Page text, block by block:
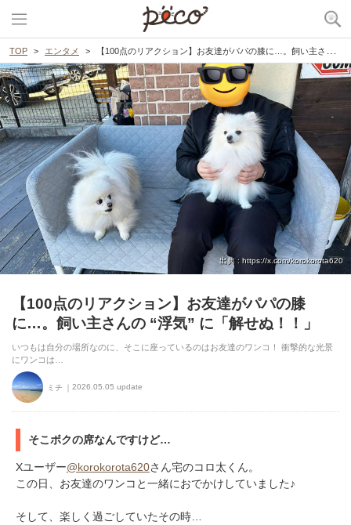
TOP エンタメ 【100点のリアクション】お友達がパパの膝に…。飼い主さんの “浮気” に「解せぬ！！」
出典 : https://x.com/korokorota620
【100点のリアクション】お友達がパパの膝
に…。飼い主さんの “浮気” に「解せぬ！！」
いつもは自分の場所なのに、そこに座っているのはお友達のワンコ！ 衝撃的な光景
にワンコは…
ミチ 2026.05.05 update
そこボクの席なんですけど…
Xユーザー@korokorota620さん宅のコロ太くん。
この日、お友達のワンコと一緒におでかけしていました♪
そして、楽しく過ごしていたその時…